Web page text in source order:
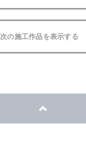
次の施工作品を表示する